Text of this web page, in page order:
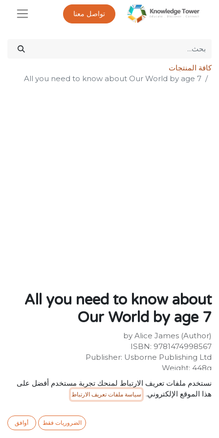
تواصل معنا
كافة المنتجات
All you need to know about Our World by age 7
All you need to know about
Our World by age 7
by Alice James (Author)
ISBN: 9781474998567
Publisher: Usborne Publishing Ltd
Weight: 448g
Dimensions: 194 x 248 x 13 (mm)
Description:
finding out what continents and oceans are, what
makes a capital city, where people live, and what's
نستخدم ملفات تعريف الارتباط لمنحك تجربة مستخدم أفضل على
هذا الموقع الإلكتروني.
سياسة ملفات تعريف الارتباط
الضروريات فقط أوافق